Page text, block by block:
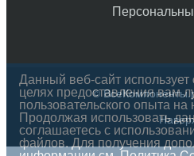
©
Данный веб-сайт
целях предоставления вам
пользовательского опыта
Продолжая использовать
соглашаетесь с
файлов. Для получения